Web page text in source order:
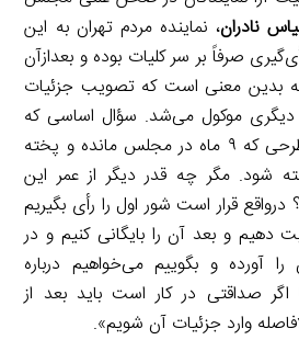
نادران، نماینده مردم تهران به این
صرفاً بر سر کلیات بوده و بعدازآن
معنی است که تصویب جزئیات
موکول می‌شد. سؤال اساسی که
نادران پرسید این بود «طرحی که ۹ ماه در مجلس مانده و پخته
شود. مگر چه قدر دیگر از عمر این
قرار است شور اول را رأی بگیریم
دهیم و بعد آن را بایگانی کنیم و در
آورده و بگوییم می‌خواهیم درباره
صداقتی در کار است باید بعد از
وارد جزئیات آن شویم».